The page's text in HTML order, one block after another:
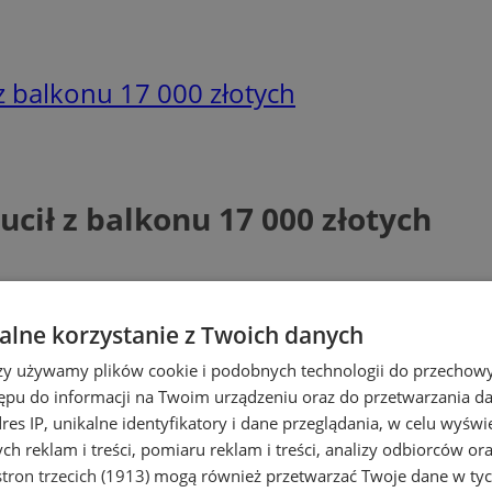
balkonu 17 000 złotych
z balkonu 17 000 złotych
korzystanie z Twoich danych
używamy plików cookie i podobnych technologii do
do informacji na Twoim urządzeniu oraz do przetwarzania
IP, unikalne identyfikatory i dane przeglądania, w celu
reklam i treści, pomiaru reklam i treści, analizy odbiorców
trzecich (1913) mogą również przetwarzać Twoje dane w